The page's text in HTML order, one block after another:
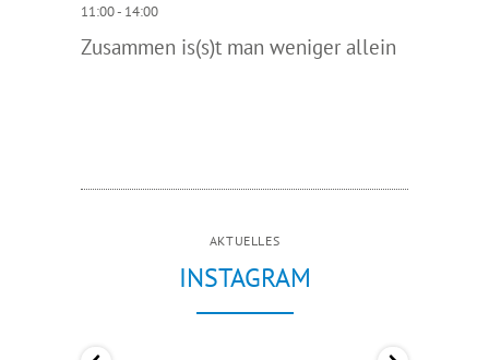
11:00 - 14:00
Zusammen is(s)t man weniger allein
AKTUELLES
INSTAGRAM